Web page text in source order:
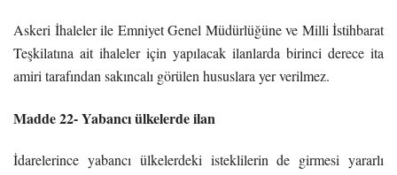
Askeri İhaleler ile Emniyet Genel Müdürlüğüne ve Milli İstihbarat
Teşkilatına ait ihaleler için yapılacak ilanlarda birinci derece ita
amiri tarafından sakıncalı görülen hususlara yer verilmez.
Madde 22- Yabancı ülkelerde ilan
İdarelerince yabancı ülkelerdeki isteklilerin de girmesi yararlı